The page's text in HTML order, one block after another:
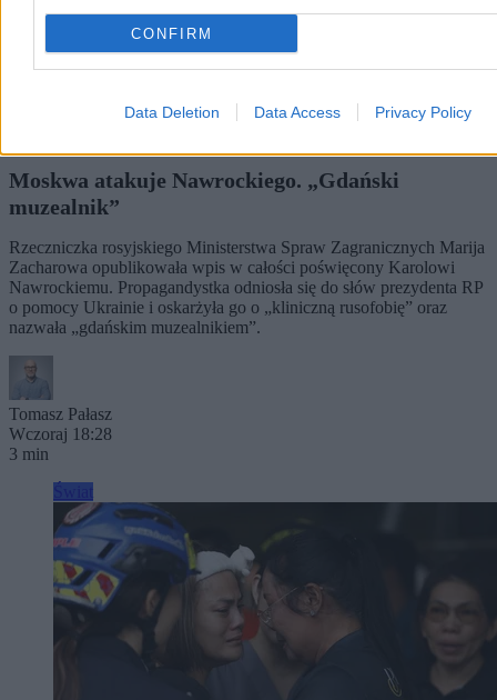
CONFIRM
Data Deletion Data Access Privacy Policy
Moskwa atakuje Nawrockiego. „Gdański
muzealnik”
Rzeczniczka rosyjskiego Ministerstwa Spraw Zagranicznych Marija
Zacharowa opublikowała wpis w całości poświęcony Karolowi
Nawrockiemu. Propagandystka odniosła się do słów prezydenta RP
o pomocy Ukrainie i oskarżyła go o „kliniczną rusofobię” oraz
nazwała „gdańskim muzealnikiem”.
Tomasz Pałasz
Wczoraj 18:28
3 min